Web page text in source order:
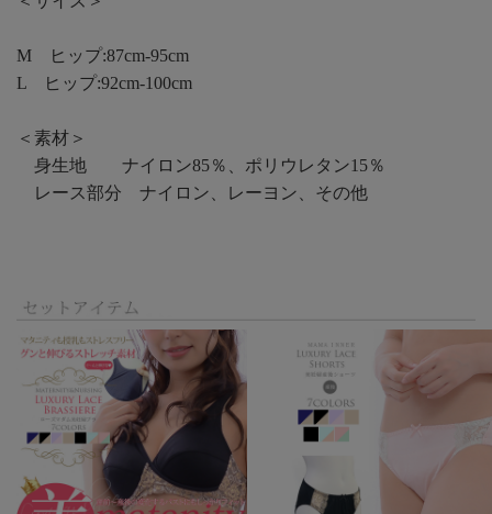
M ヒップ:87cm-95cm
L ヒップ:92cm-100cm
＜素材＞
身生地 ナイロン85％、ポリウレタン15％
レース部分 ナイロン、レーヨン、その他